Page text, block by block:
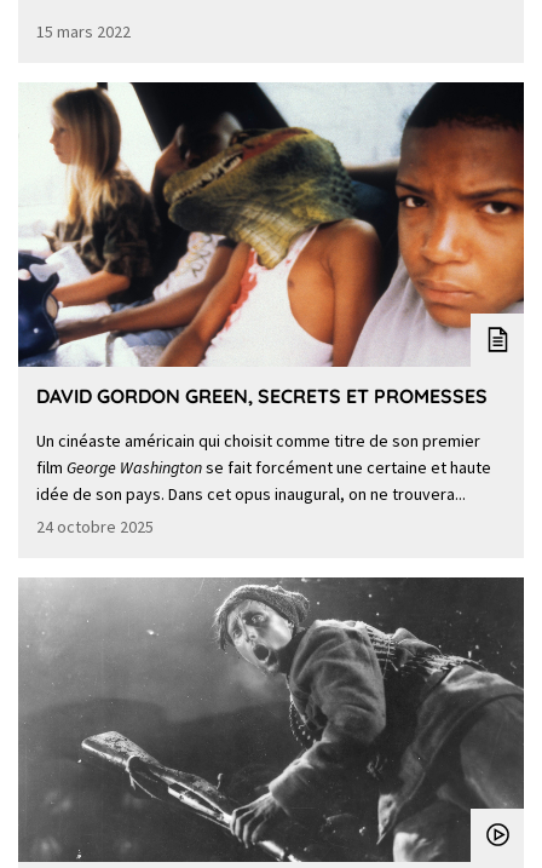
15 mars 2022
DAVID GORDON GREEN, SECRETS ET PROMESSES
Un cinéaste américain qui choisit comme titre de son premier
film George Washingtonse fait forcément une certaine et haute
idée de son pays. Dans cet opus inaugural, on ne trouvera...
24 octobre 2025